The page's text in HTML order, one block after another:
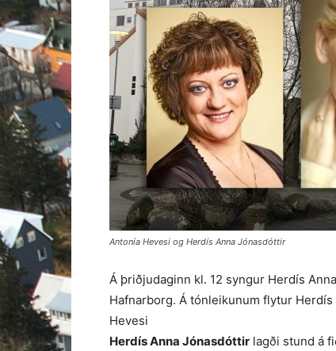
Antonía Hevesi og Herdís Anna Jónasdóttir
Á þriðjudaginn kl. 12 syngur Herdís
Hafnarborg. Á tónleikunum flytur
Hevesi
Herdís Anna Jónasdóttir lagði stund á